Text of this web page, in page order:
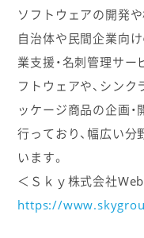
ソフトウェアの開発
自治体や民間企業向
業支援・名刺管理サー
フトウェアや、シン
ッケージ商品の企画・
行っており、幅広い
います。
＜Ｓｋｙ株式会社
https://